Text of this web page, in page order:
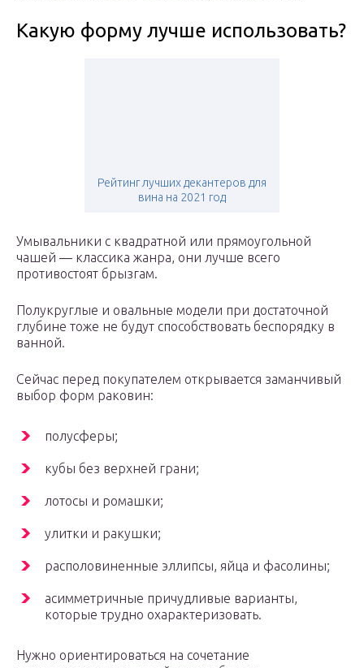
Какую форму лучше использовать?
Рейтинг лучших декантеров для
вина на 2021 год
Умывальники с квадратной или прямоугольной
чашей ― классика жанра, они лучше всего
противостоят брызгам.
Полукруглые и овальные модели при достаточной
глубине тоже не будут способствовать беспорядку в
ванной.
Сейчас перед покупателем открывается заманчивый
выбор форм раковин:
полусферы;
кубы без верхней грани;
лотосы и ромашки;
улитки и ракушки;
располовиненные эллипсы, яйца и фасолины;
асимметричные причудливые варианты,
которые трудно охарактеризовать.
Нужно ориентироваться на сочетание